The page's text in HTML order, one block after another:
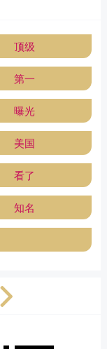
顶级
第一
曝光
美国
看了
知名